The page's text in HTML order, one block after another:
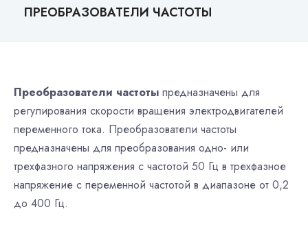
ПРЕОБРАЗОВАТЕЛИ ЧАСТОТЫ
Преобразователи частоты предназначены для
регулирования скорости вращения электродвигателей
переменного тока. Преобразователи частоты
предназначены для преобразования одно- или
трехфазного напряжения с частотой 50 Гц в трехфазное
напряжение с переменной частотой в диапазоне от 0,2
до 400 Гц.